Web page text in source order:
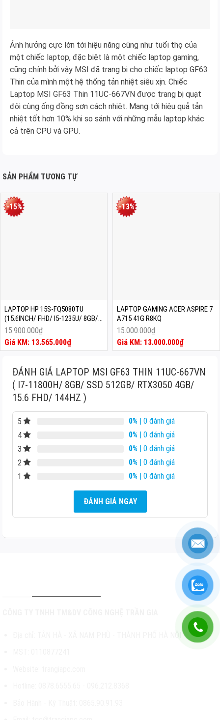
Ảnh hưởng cực lớn tới hiệu năng cũng như tuổi thọ của
một chiếc laptop, đặc biệt là một chiếc laptop gaming,
cũng chính bởi vậy MSI đã trang bị cho chiếc laptop GF63
Thin của mình một hệ thống tản nhiệt siêu xịn. Chiếc
Laptop MSI GF63 Thin 11UC-667VN được trang bị quạt
đôi cùng ống đồng sơn cách nhiệt. Mang tới hiệu quả tản
nhiệt tốt hơn 10% khi so sánh với những mẫu laptop khác
cả trên CPU và GPU.
SẢN PHẨM TƯƠNG TỰ
-15%
LAPTOP HP 15S-FQ5080TU
(15.6INCH/ FHD/ I5-1235U/ 8GB/
SSD 256GB/ WIN 11/ SILVER)
15.900.000₫
Giá
gốc
15.900.000₫.
13.565.000₫
Giá
13.565.000₫.
-13%
LAPTOP GAMING ACER ASPIRE 7
A715 41G R8KQ
15.000.000₫
Giá
gốc
15.000.000₫.
13.000.000₫
Giá
tại
là:
13.000.000₫.
ĐÁNH GIÁ LAPTOP MSI GF63 THIN 11UC-667VN
( I7-11800H/ 8GB/ SSD 512GB/ RTX3050 4GB/
15.6 FHD/ 144HZ )
5 0% | 0 đánh giá
4
0% | 0 đánh giá
3
0% | 0 đánh giá
2
0% | 0 đánh giá
1
0% | 0 đánh giá
ĐÁNH GIÁ NGAY
Địa chỉ: TÂN HÀ - XÃ NAM PHÙ - THÀNH PHỐ HÀ NỘI